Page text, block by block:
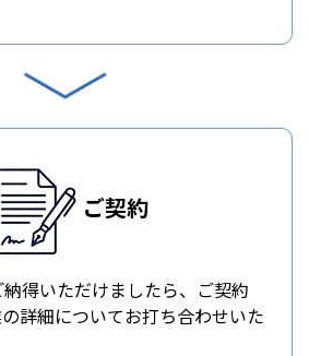
ご契約
得いただけましたら、ご契約
詳細についてお打ち合わせいた